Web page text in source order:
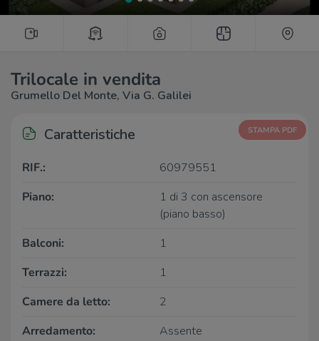
Trilocale in vendita
Grumello Del Monte, Via G. Galilei
Caratteristiche STAMPA PDF
RIF.:
60979551
Piano:
1 di 3 con ascensore
(piano basso)
Balconi:
1
Terrazzi:
1
Camere da letto:
2
Arredamento:
Assente